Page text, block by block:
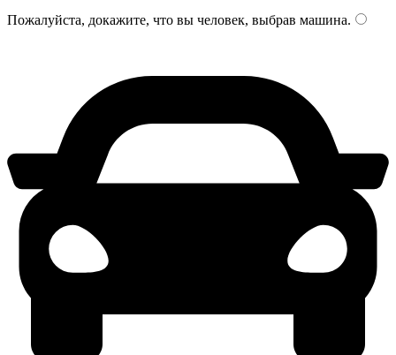
Пожалуйста, докажите, что вы человек, выбрав машина.